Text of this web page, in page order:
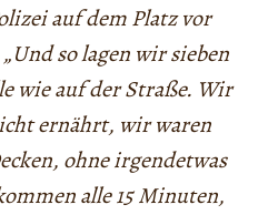
auf dem Platz vor
„Und so lagen wir sieben
wie auf der Straße. Wir
ernährt, wir waren
ohne irgendetwas
alle 15 Minuten,